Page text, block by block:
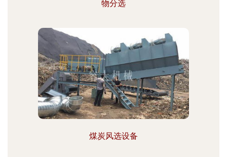
物分选
煤炭风选设备